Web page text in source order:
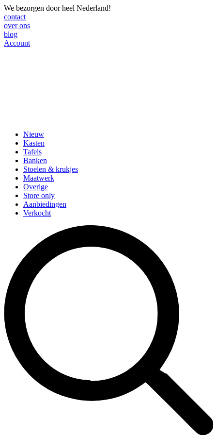
We bezorgen door heel Nederland!
contact
over ons
blog
Account
Nieuw
Kasten
Tafels
Banken
Stoelen & krukjes
Maatwerk
Overige
Store only
Aanbiedingen
Verkocht